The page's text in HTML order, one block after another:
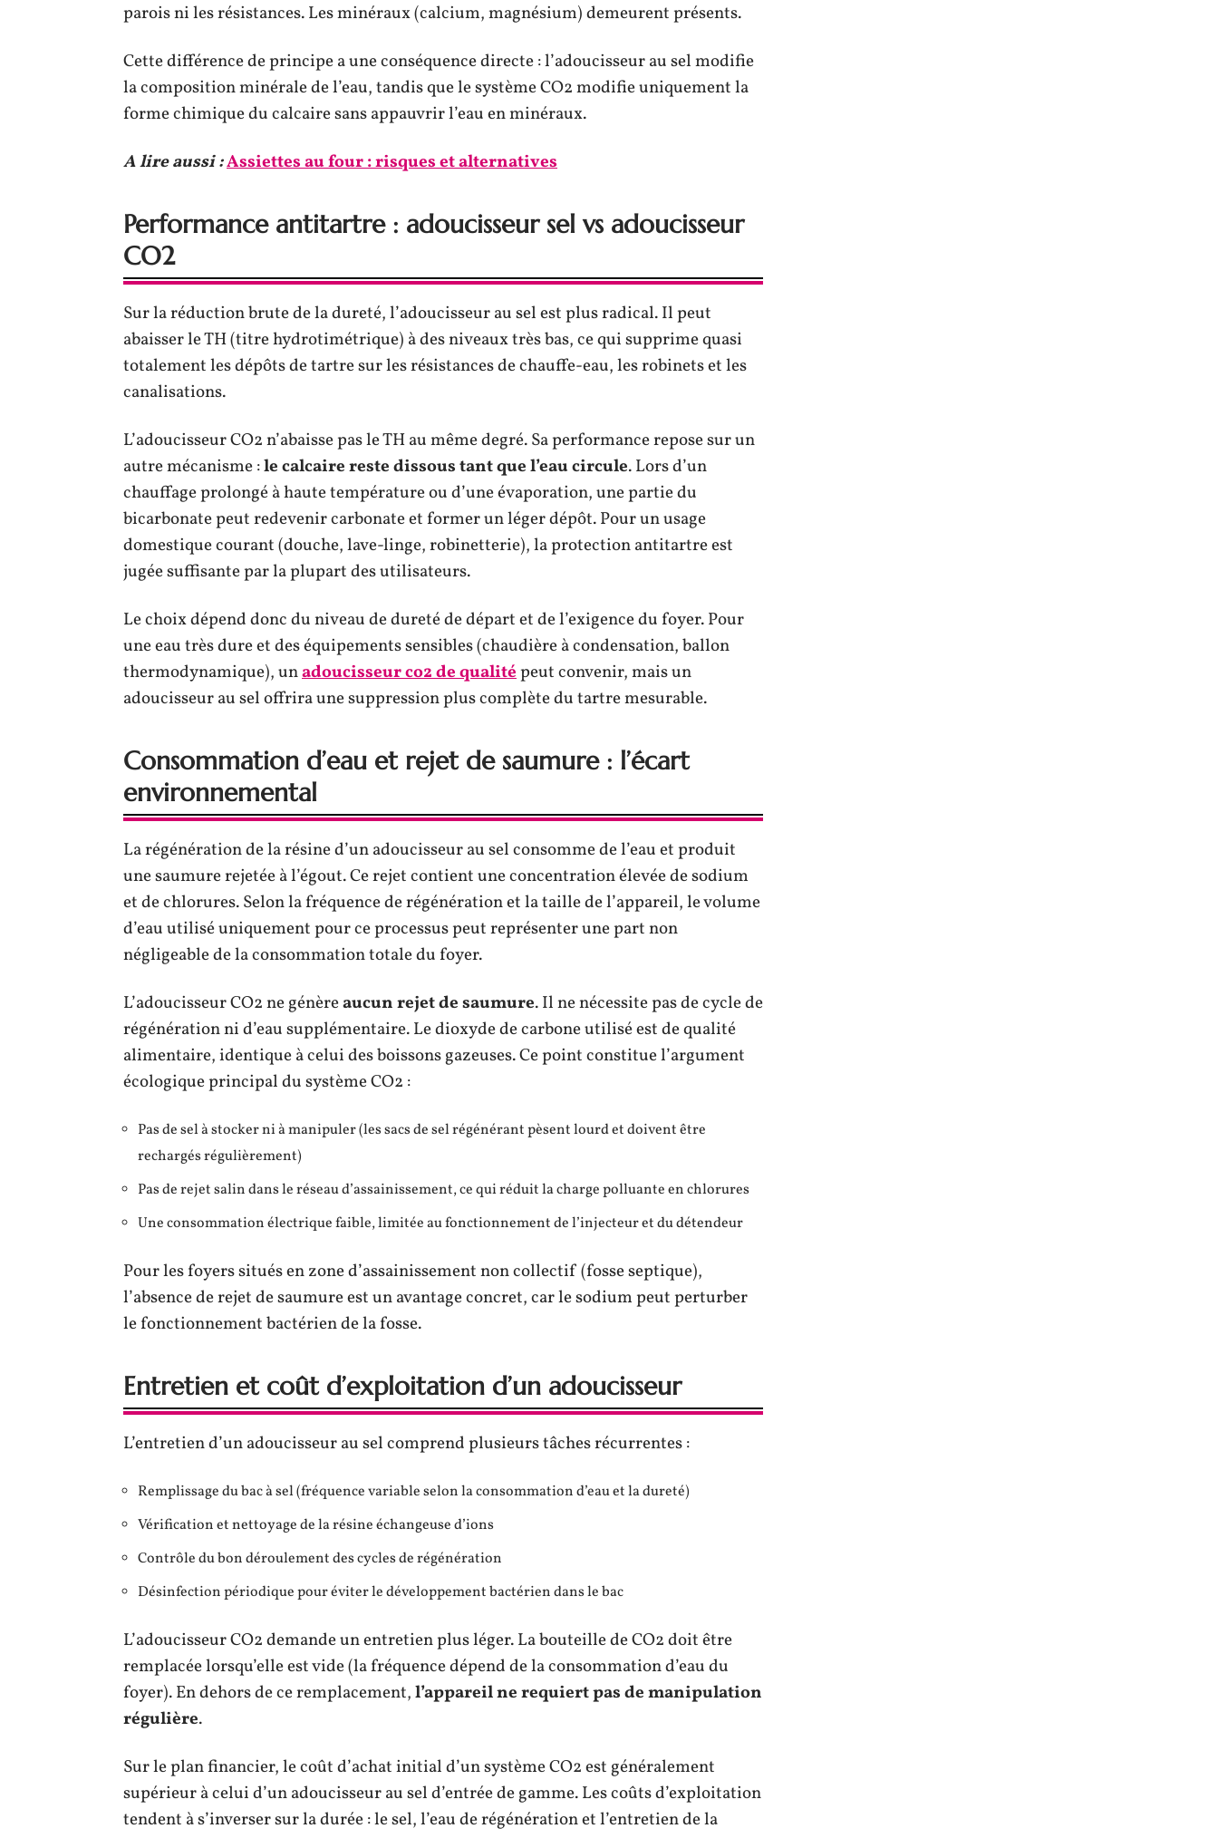
parois ni les résistances. Les minéraux (calcium, magnésium) demeurent présents.
Cette différence de principe a une conséquence directe : l’adoucisseur au sel modifie
la composition minérale de l’eau, tandis que le système CO2 modifie uniquement la
forme chimique du calcaire sans appauvrir l’eau en minéraux.
A lire aussi :Assiettes au four : risques et alternatives
Performance antitartre : adoucisseur sel vs adoucisseur
CO2
Sur la réduction brute de la dureté, l’adoucisseur au sel est plus radical. Il peut
abaisser le TH (titre hydrotimétrique) à des niveaux très bas, ce qui supprime quasi
totalement les dépôts de tartre sur les résistances de chauffe-eau, les robinets et les
canalisations.
L’adoucisseur CO2 n’abaisse pas le TH au même degré. Sa performance repose sur un
autre mécanisme :le calcaire reste dissous tant que l’eau circule. Lors d’un
chauffage prolongé à haute température ou d’une évaporation, une partie du
bicarbonate peut redevenir carbonate et former un léger dépôt. Pour un usage
domestique courant (douche, lave-linge, robinetterie), la protection antitartre est
jugée suffisante par la plupart des utilisateurs.
Le choix dépend donc du niveau de dureté de départ et de l’exigence du foyer. Pour
une eau très dure et des équipements sensibles (chaudière à condensation, ballon
thermodynamique), unadoucisseur co2 de qualitépeut convenir, mais un
adoucisseur au sel offrira une suppression plus complète du tartre mesurable.
Consommation d’eau et rejet de saumure : l’écart
environnemental
La régénération de la résine d’un adoucisseur au sel consomme de l’eau et produit
une saumure rejetée à l’égout. Ce rejet contient une concentration élevée de sodium
et de chlorures. Selon la fréquence de régénération et la taille de l’appareil, le volume
d’eau utilisé uniquement pour ce processus peut représenter une part non
négligeable de la consommation totale du foyer.
L’adoucisseur CO2 ne génèreaucun rejet de saumure. Il ne nécessite pas de cycle de
régénération ni d’eau supplémentaire. Le dioxyde de carbone utilisé est de qualité
alimentaire, identique à celui des boissons gazeuses. Ce point constitue l’argument
écologique principal du système CO2 :
Pas de sel à stocker ni à manipuler (les sacs de sel régénérant pèsent lourd et doivent être
rechargés régulièrement)
Pas de rejet salin dans le réseau d’assainissement, ce qui réduit la charge polluante en chlorures
Une consommation électrique faible, limitée au fonctionnement de l’injecteur et du détendeur
Pour les foyers situés en zone d’assainissement non collectif (fosse septique),
l’absence de rejet de saumure est un avantage concret, car le sodium peut perturber
le fonctionnement bactérien de la fosse.
Entretien et coût d’exploitation d’un adoucisseur
L’entretien d’un adoucisseur au sel comprend plusieurs tâches récurrentes :
Remplissage du bac à sel (fréquence variable selon la consommation d’eau et la dureté)
Vérification et nettoyage de la résine échangeuse d’ions
Contrôle du bon déroulement des cycles de régénération
Désinfection périodique pour éviter le développement bactérien dans le bac
L’adoucisseur CO2 demande un entretien plus léger. La bouteille de CO2 doit être
remplacée lorsqu’elle est vide (la fréquence dépend de la consommation d’eau du
foyer). En dehors de ce remplacement,l’appareil ne requiert pas de manipulation
régulière.
Sur le plan financier, le coût d’achat initial d’un système CO2 est généralement
supérieur à celui d’un adoucisseur au sel d’entrée de gamme. Les coûts d’exploitation
tendent à s’inverser sur la durée : le sel, l’eau de régénération et l’entretien de la